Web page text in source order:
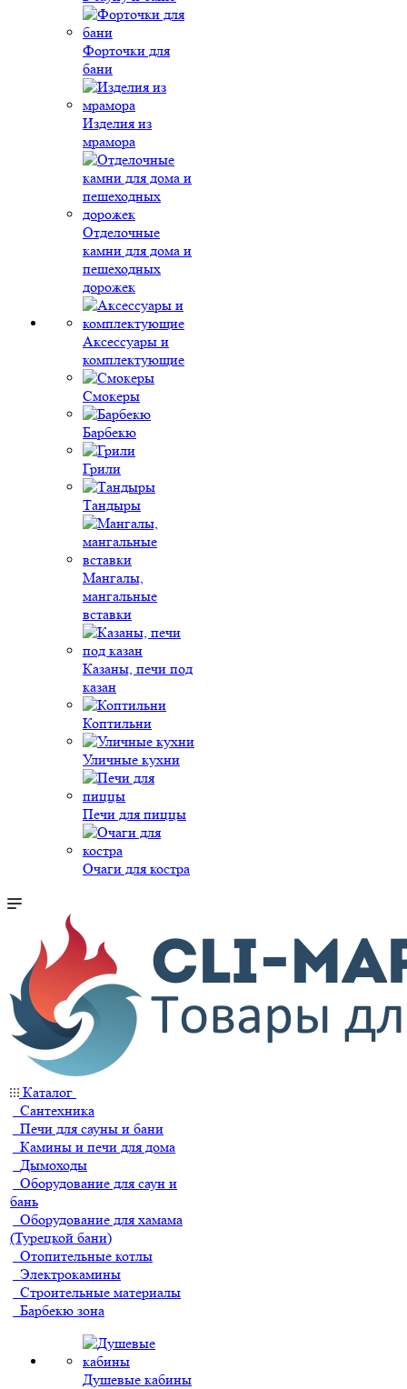
Форточки для
бани
Изделия из
мрамора
Отделочные
камни для дома и
пешеходных
дорожек
Аксессуары и
комплектующие
Смокеры
Барбекю
Грили
Тандыры
Мангалы,
мангальные
вставки
Казаны, печи под
казан
Коптильни
Уличные кухни
Печи для пиццы
Очаги для костра
Каталог
Сантехника
Печи для сауны и бани
Камины и печи для дома
Дымоходы
Оборудование для саун и
бань
Оборудование для хамама
(Турецкой бани)
Отопительные котлы
Электрокамины
Строительные материалы
Барбекю зона
Душевые кабины